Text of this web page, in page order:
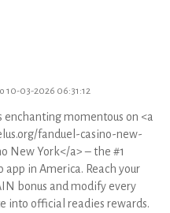
10-03-2026 06:31:12
momentous on <a
fanduel-casino-new-
New York</a> – the #1
app in America. Reach your
bonus and modify every
into official readies rewards.